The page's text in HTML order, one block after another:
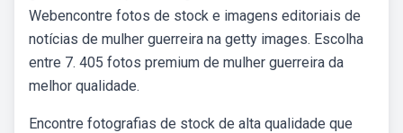
Webencontre fotos de stock e imagens editoriais de
notícias de mulher guerreira na getty images. Escolha
entre 7. 405 fotos premium de mulher guerreira da
melhor qualidade.
Encontre fotografias de stock de alta qualidade que